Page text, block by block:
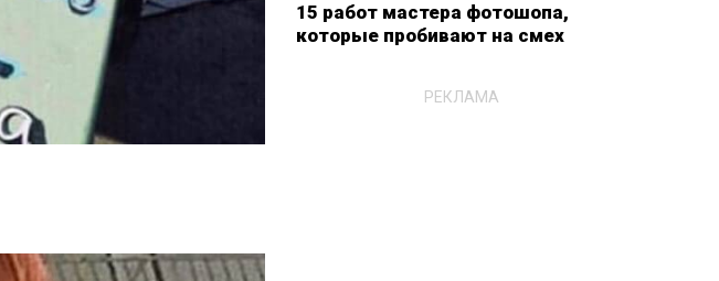
15 работ мастера фотошопа,
которые пробивают на смех
РЕКЛАМА